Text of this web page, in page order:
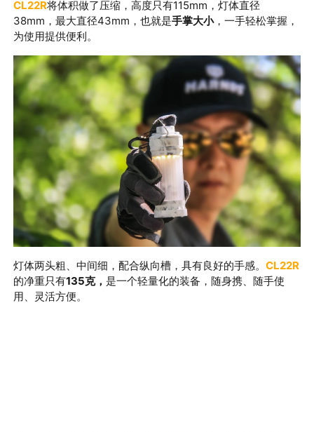
CL22R将体积做了压缩，高度只有115mm ，灯体直径
38mm ，最大直径43mm ，也就是手掌大小，一手轻松掌握，
为使用提供便利。
灯体两头粗、中间细，配合纵向槽，具有良好的手感。CL22R
的净重只有135克， 是一个轻量化的装备，随身携、随手使
用、灵活方便。